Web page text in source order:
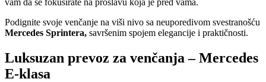
Podignite svoje venčanje na viši nivo sa neuporedivom svestranošću
Mercedes Sprintera, savršenim spojem elegancije i praktičnosti.
Luksuzan prevoz za venčanja – Mercedes
E-klasa